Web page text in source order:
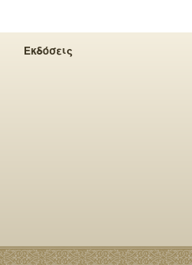
Εκδόσεις